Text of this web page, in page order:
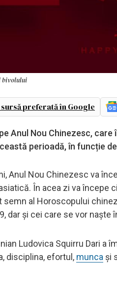
bivolului
sursă preferată în Google
Anul Nou Chinezesc,
perioadă, în funcție
Anul Nou Chinezesc va
În acea zi va începe
al Horoscopului
dar și cei care se vor naște
Ludovica Squirru Dari a
disciplina, efortul, munca și